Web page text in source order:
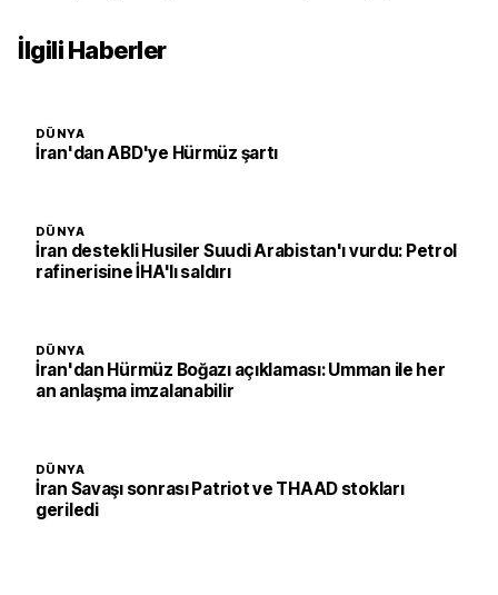
İlgili Haberler
DÜNYA
İran'dan ABD'ye Hürmüz şartı
DÜNYA
İran destekli Husiler Suudi Arabistan'ı vurdu: Petrol
rafinerisine İHA'lı saldırı
DÜNYA
İran'dan Hürmüz Boğazı açıklaması: Umman ile her
an anlaşma imzalanabilir
DÜNYA
İran Savaşı sonrası Patriot ve THAAD stokları
geriledi